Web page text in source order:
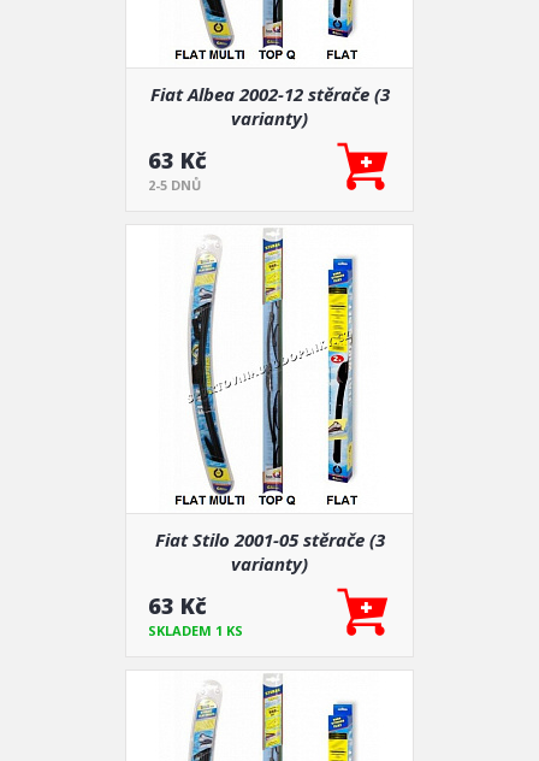
Fiat Albea 2002-12 stěrače (3
varianty)
63 Kč
2-5 DNŮ
Fiat Stilo 2001-05 stěrače (3
varianty)
63 Kč
SKLADEM 1 KS